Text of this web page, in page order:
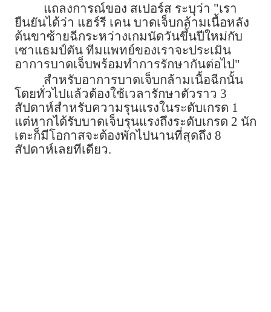
แถลงการณ์ของ สเปอร์ส ระบุว่า "เรา
ยืนยันได้ว่า แฮร์รี เคน บาดเจ็บกล้ามเนื้อหลัง
ต้นขาซ้ายฉีกระหว่างเกมนัดวันขึ้นปีใหม่กับ
เซาแธมป์ตัน ทีมแพทย์ของเราจะประเมิน
อาการบาดเจ็บพร้อมทำการรักษากันต่อไป"
สำหรับอาการบาดเจ็บกล้ามเนื้อฉีกนั้น
โดยทั่วไปแล้วต้องใช้เวลารักษาตัวราว 3
สัปดาห์สำหรับความรุนแรงในระดับเกรด 1
แต่หากได้รับบาดเจ็บรุนแรงถึงระดับเกรด 2 นัก
เตะก็มีโอกาสจะต้องพักไปนานที่สุดถึง 8
สัปดาห์เลยทีเดียว.